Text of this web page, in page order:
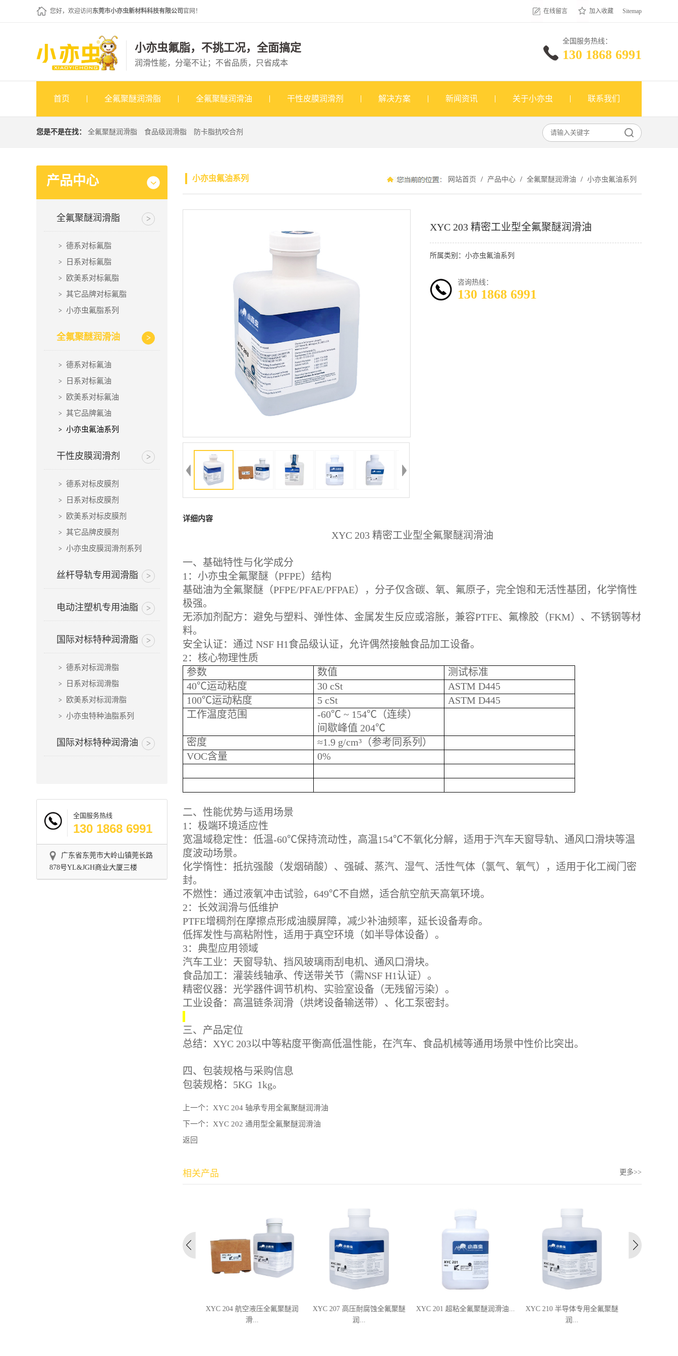
在线留言 加入收藏 Sitemap
您好，欢迎访问 东莞市小亦虫新材料科技有限公司 官网！
小亦虫氟脂，不挑工况，全面搞定
润滑性能，分毫不让；不省品质，只省成本
全国服务热线：
130 1868 6991
首页 全氟聚醚润滑脂 全氟聚醚润滑油 干性皮膜润滑剂 解决方案 新闻资讯 关于小亦虫 联系我们
您是不是在找： 全氟聚醚润滑脂 食品级润滑脂 防卡脂抗咬合剂
产品中心
全氟聚醚润滑脂
德系对标氟脂
日系对标氟脂
欧美系对标氟脂
其它品牌对标氟脂
小亦虫氟脂系列
全氟聚醚润滑油
德系对标氟油
日系对标氟油
欧美系对标氟油
其它品牌氟油
小亦虫氟油系列
干性皮膜润滑剂
德系对标皮膜剂
日系对标皮膜剂
欧美系对标皮膜剂
其它品牌皮膜剂
小亦虫皮膜润滑剂系列
丝杆导轨专用润滑脂
电动注塑机专用油脂
国际对标特种润滑脂
德系对标润滑脂
日系对标润滑脂
欧美系对标润滑脂
小亦虫特种油脂系列
国际对标特种润滑油
全国服务热线
130 1868 6991
广东省东莞市大岭山镇莞长路
878号YL&JGH商业大厦三楼
小亦虫氟油系列 网站首页 / 产品中心 / 全氟聚醚润滑油 / 小亦虫氟油系列
XYC 203 精密工业型全氟聚醚润滑油
所属类别：小亦虫氟油系列
咨询热线：
130 1868 6991
详细内容
XYC 203 精密工业型全氟聚醚润滑油
一、基础特性与化学成分
1：小亦虫全氟聚醚（PFPE）结构
基础油为全氟聚醚（PFPE/PFAE/PFPAE），分子仅含碳、氧、氟原子，完全饱和无活性基团，化学惰性
极强。
无添加剂配方：避免与塑料、弹性体、金属发生反应或溶胀，兼容PTFE、氟橡胶（FKM）、不锈钢等材
料。
安全认证：通过 NSF H1食品级认证，允许偶然接触食品加工设备。
2：核心物理性质
参数
数值
测试标准
40℃运动粘度
30 cSt
ASTM D445
100℃运动粘度
5 cSt
ASTM D445
工作温度范围
-60℃ ~ 154℃（连续）
间歇峰值 204℃
密度
≈1.9 g/cm³（参考同系列）
VOC含量
0%
二、性能优势与适用场景
1：极端环境适应性
宽温域稳定性：低温-60℃保持流动性，高温154℃不氧化分解，适用于汽车天窗导轨、通风口滑块等温
度波动场景。
化学惰性：抵抗强酸（发烟硝酸）、强碱、蒸汽、湿气、活性气体（氯气、氧气），适用于化工阀门密
封。
不燃性：通过液氧冲击试验，649℃不自燃，适合航空航天高氧环境。
2：长效润滑与低维护
PTFE增稠剂在摩擦点形成油膜屏障，减少补油频率，延长设备寿命。
低挥发性与高粘附性，适用于真空环境（如半导体设备）。
3：典型应用领域
汽车工业：天窗导轨、挡风玻璃雨刮电机、通风口滑块。
食品加工：灌装线轴承、传送带关节（需NSF H1认证）。
精密仪器：光学器件调节机构、实验室设备（无残留污染）。
工业设备：高温链条润滑（烘烤设备输送带）、化工泵密封。
三、产品定位
总结：XYC 203以中等粘度平衡高低温性能，在汽车、食品机械等通用场景中性价比突出。
四、包装规格与采购信息
包装规格：5KG 1kg。
上一个： XYC 204 轴承专用全氟聚醚润滑油
下一个： XYC 202 通用型全氟聚醚润滑油
返回
相关产品 更多>>
XYC 204 航空液压全氟聚醚润
滑...
XYC 207 高压耐腐蚀全氟聚醚
润...
XYC 201 超粘全氟聚醚润滑油...
XYC 210 半导体专用全氟聚醚
润...